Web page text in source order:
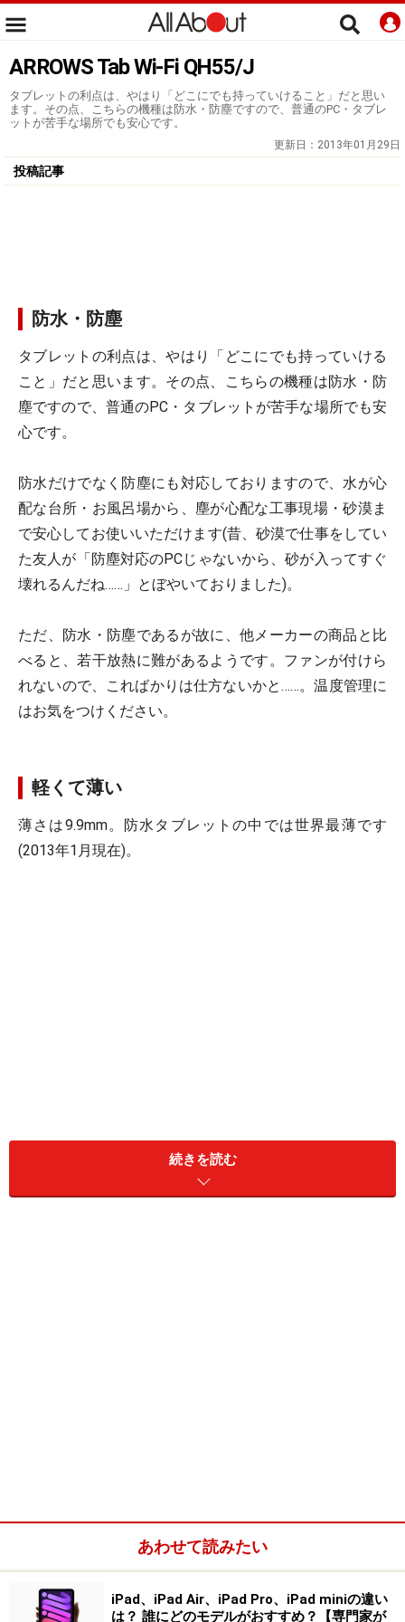
ARROWS Tab Wi-Fi QH55/J
タブレットの利点は、やはり「どこにでも持っていけること」だと思い
ます。その点、こちらの機種は防水・防塵ですので、普通のPC・タブレ
ットが苦手な場所でも安心です。
更新日： 2013年01月29日
投稿記事
防水・防塵
タブレットの利点は、やはり「どこにでも持っていける
こと」だと思います。その点、こちらの機種は防水・防
塵ですので、普通のPC・タブレットが苦手な場所でも安
心です。
防水だけでなく防塵にも対応しておりますので、水が心
配な台所・お風呂場から、塵が心配な工事現場・砂漠ま
で安心してお使いいただけます(昔、砂漠で仕事をしてい
た友人が「防塵対応のPCじゃないから、砂が入ってすぐ
壊れるんだね……」とぼやいておりました)。
ただ、防水・防塵であるが故に、他メーカーの商品と比
べると、若干放熱に難があるようです。ファンが付けら
れないので、こればかりは仕方ないかと……。温度管理に
はお気をつけください。
軽くて薄い
薄さは9.9mm。防水タブレットの中では世界最薄です
(2013年1月現在)。
重さは574g。最軽量とはいきませんが、Windows 8搭載
の10インチ以上のタブレットの中では、充分に軽い部類
続きを読む
あわせて読みたい
iPad、iPad Air、iPad Pro、iPad miniの違い
は？ 誰にどのモデルがおすすめ？【専門家が